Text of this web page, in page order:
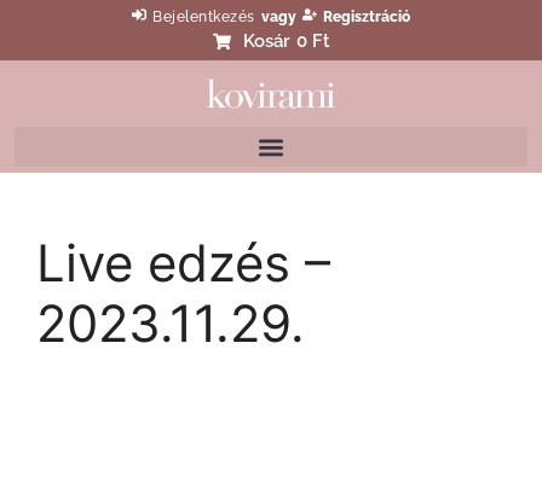
Bejelentkezés vagy Regisztráció
Kosár 0 Ft
Live edzés –
2023.11.29.